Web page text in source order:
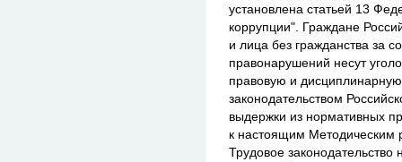
установлена статьей 13
коррупции". Граждане
и лица без гражданства за
правонарушений несут
правовую и дисциплинарную
законодательством
выдержки из нормативных
к настоящим Методическим
Трудовое